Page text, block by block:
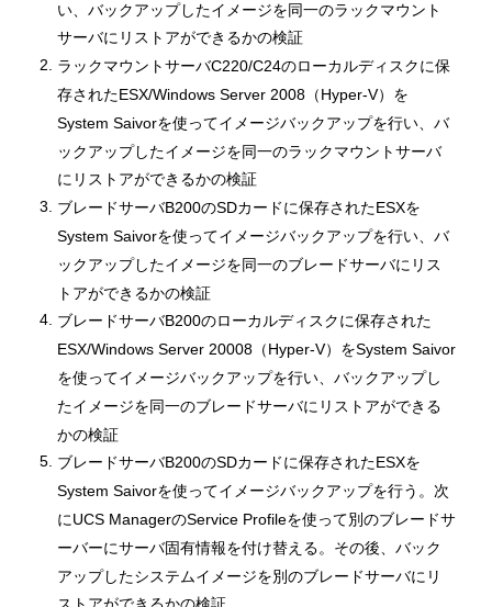
い、バックアップしたイメージを同一のラックマウント
サーバにリストアができるかの検証
ラックマウントサーバC220/C24のローカルディスクに保
存されたESX/Windows Server 2008（Hyper-V）を
System Saivorを使ってイメージバックアップを行い、バ
ックアップしたイメージを同一のラックマウントサーバ
にリストアができるかの検証
ブレードサーバB200のSDカードに保存されたESXを
System Saivorを使ってイメージバックアップを行い、バ
ックアップしたイメージを同一のブレードサーバにリス
トアができるかの検証
ブレードサーバB200のローカルディスクに保存された
ESX/Windows Server 20008（Hyper-V）をSystem Saivor
を使ってイメージバックアップを行い、バックアップし
たイメージを同一のブレードサーバにリストアができる
かの検証
ブレードサーバB200のSDカードに保存されたESXを
System Saivorを使ってイメージバックアップを行う。次
にUCS ManagerのService Profileを使って別のブレードサ
ーバーにサーバ固有情報を付け替える。その後、バック
アップしたシステムイメージを別のブレードサーバにリ